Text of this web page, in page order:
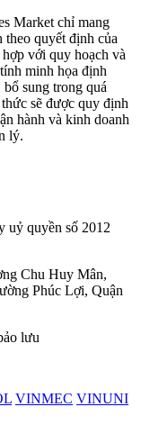
Market chỉ mang
quyết định của
với quy hoạch và
minh họa định
sung trong quá
sẽ được quy định
hành và kinh doanh
lý.
quyền số 2012
Chu Huy Mân,
Phúc Lợi, Quận
lưu
VINMEC VINUNI